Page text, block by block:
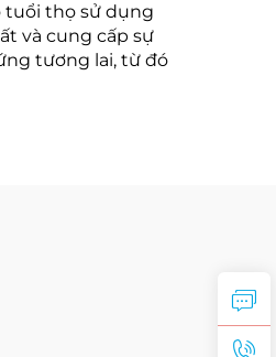
tuổi thọ sử dụng
và cung cấp sự
tương lai, từ đó